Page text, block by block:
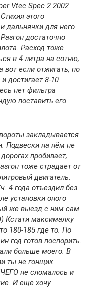
Vtec Spec 2 2002
этого
дальнячки для него
достаточно
Расход тоже
в 4 литра на сотню,
вот если отжигать, по
достигает 8-10
нет фильтра
поставить его
закладывается
Подвески на нём не
пробивает,
тоже страдает от
двигатель.
4 года отъездил без
установки оного
же выезд с ним сам
Кстати максималку
180-185 где то. По
год готов поспорить.
больше моего. В
ты не гонщик.
не сломалось и
И ещё хочу